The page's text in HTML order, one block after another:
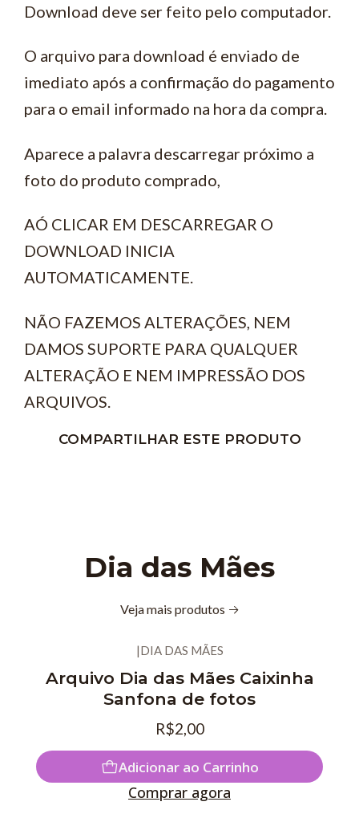
Download deve ser feito pelo computador.
O arquivo para download é enviado de
imediato após a confirmação do pagamento
para o email informado na hora da compra.
Aparece a palavra descarregar próximo a
foto do produto comprado,
AÓ CLICAR EM DESCARREGAR O
DOWNLOAD INICIA
AUTOMATICAMENTE.
NÃO FAZEMOS ALTERAÇÕES, NEM
DAMOS SUPORTE PARA QUALQUER
ALTERAÇÃO E NEM IMPRESSÃO DOS
ARQUIVOS.
COMPARTILHAR ESTE PRODUTO
Dia das Mães
Veja mais produtos
|DIA DAS MÃES
Arquivo Dia das Mães Caixinha
Sanfona de fotos
R$2,00
Adicionar ao Carrinho
Comprar agora